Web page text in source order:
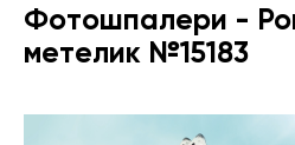
Фотошпалери -
метелик №15183